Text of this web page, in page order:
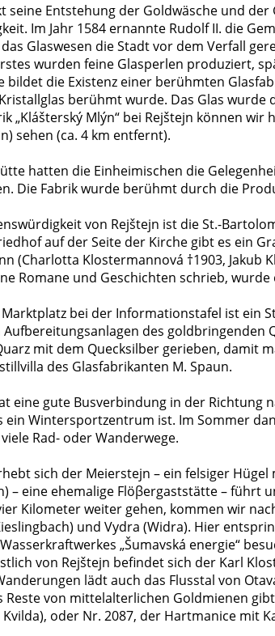
seine Entstehung der Goldwäsche und
Im Jahr 1584 ernannte Rudolf II. die
Glaswesen die Stadt vor dem Verfall
wurden feine Glasperlen produziert,
bildet die Existenz einer berühmten
berühmt wurde. Das Glas
„Klášterský Mlýn“ bei Rejštejn können
sehen (ca. 4 km entfernt).
hatten die Einheimischen die
Die Fabrik wurde berühmt durch die
von Rejštejn ist die St.-
auf der Seite der Kirche gibt es ein
(Charlotta Klostermannová †1903, Jakub
Romane und Geschichten schrieb,
bei der Informationstafel ist ein
des goldbringenden
mit dem Quecksilber gerieben, damit
des Glasfabrikanten M. Spaun.
eine gute Busverbindung in der Richtung
ein Wintersportzentrum ist. Im Sommer
Rad- oder Wanderwege.
sich der Meierstejn – ein felsiger
– eine ehemalige Flöβergaststätte – führt
Kilometer weiter gehen, kommen wir
und Vydra (Widra). Hier
„Šumavská energie“
von Rejštejn befindet sich der Karl
lädt auch das Flusstal von
Reste von mittelalterlichen Goldmienen
Kvilda), oder Nr. 2087, der Hartmanice mit